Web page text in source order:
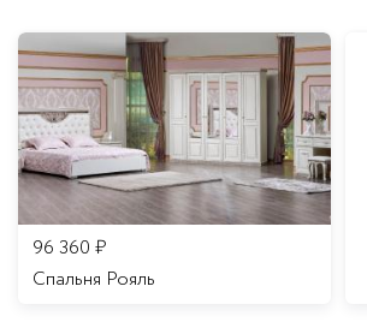
96 360 ₽
Спальня Рояль